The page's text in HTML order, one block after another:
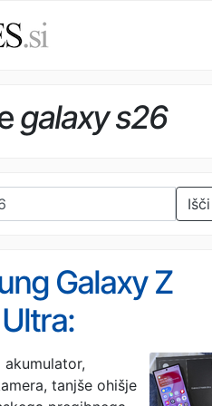
galaxy s26
Išči
Galaxy Z
na
tanjše ohišje